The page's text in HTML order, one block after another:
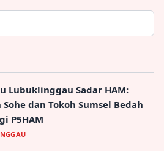
Lubuklinggau Sadar HAM:
Sohe dan Tokoh Sumsel Bedah
P5HAM